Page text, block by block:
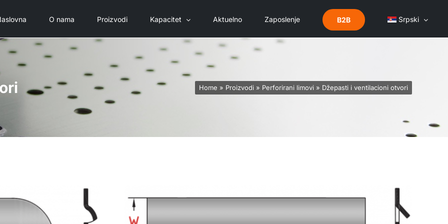
O nama Proizvodi Kapacitet Aktuelno Zaposlenje B2B Srpski
Home » Proizvodi » Perforirani limovi » Džepasti i ventilacioni otvori